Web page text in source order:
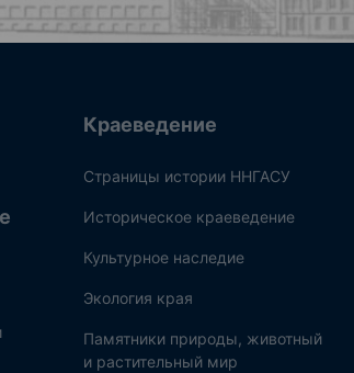
Краеведение
Страницы истории ННГАСУ
Историческое краеведение
Культурное наследие
Экология края
Памятники природы, животный
и растительный мир